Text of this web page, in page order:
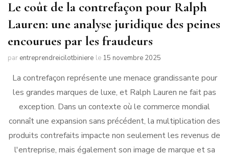
Le coût de la contrefaçon pour Ralph
Lauren: une analyse juridique des peines
encourues par les fraudeurs
par entreprendreicilotbiniere le 15 novembre 2025
La contrefaçon représente une menace grandissante pour
les grandes marques de luxe, et Ralph Lauren ne fait pas
exception. Dans un contexte où le commerce mondial
connaît une expansion sans précédent, la multiplication des
produits contrefaits impacte non seulement les revenus de
l'entreprise, mais également son image de marque et sa